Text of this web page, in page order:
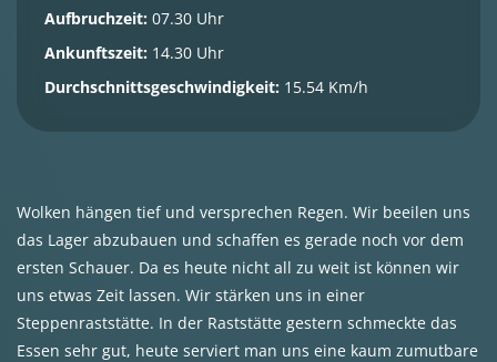
Aufbruchzeit: 07.30 Uhr
Ankunftszeit: 14.30 Uhr
Durchschnittsgeschwindigkeit: 15.54 Km/h
Wolken hängen tief und versprechen Regen. Wir beeilen uns
das Lager abzubauen und schaffen es gerade noch vor dem
ersten Schauer. Da es heute nicht all zu weit ist können wir
uns etwas Zeit lassen. Wir stärken uns in einer
Steppenraststätte. In der Raststätte gestern schmeckte das
Essen sehr gut, heute serviert man uns eine kaum zumutbare